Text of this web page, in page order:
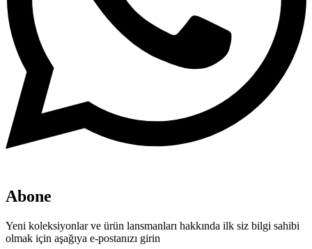
Abone
Yeni koleksiyonlar ve ürün lansmanları hakkında ilk siz bilgi sahibi
olmak için aşağıya e-postanızı girin